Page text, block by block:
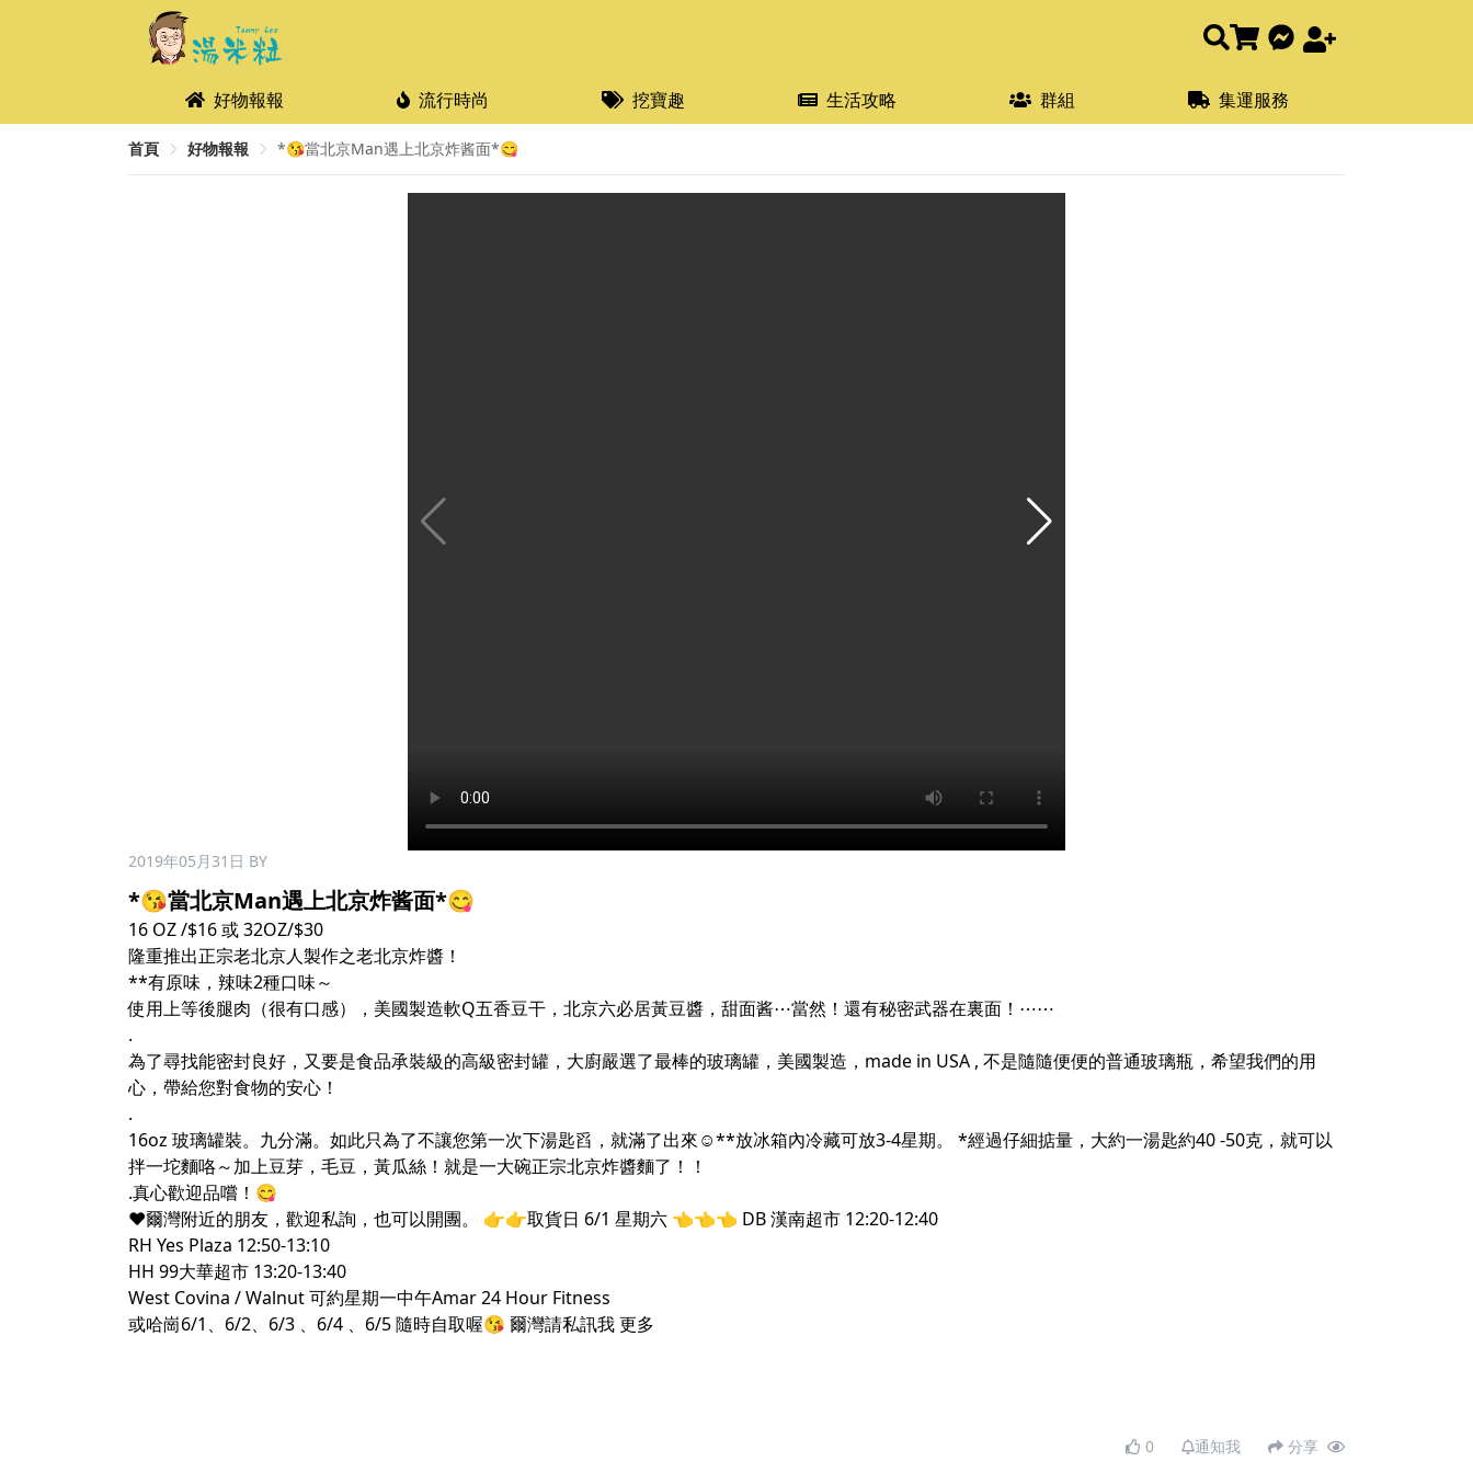
好物報報 流行時尚 挖寶趣 生活攻略 群組 集運服務
首頁 好物報報 *😘當北京Man遇上北京炸酱面*😋
2019年05月31日 BY
*😘當北京Man遇上北京炸酱面*😋
16 OZ /$16 或 32OZ/$30
隆重推出正宗老北京人製作之老北京炸醬！
**有原味，辣味2種口味～
使用上等後腿肉（很有口感），美國製造軟Q五香豆干，北京六必居黃豆醬，甜面酱⋯當然！還有秘密武器在裏面！⋯⋯
.
為了尋找能密封良好，又要是食品承裝級的高級密封罐，大廚嚴選了最棒的玻璃罐，美國製造，made in USA , 不是隨隨便便的普通玻璃瓶，希望我們的用
心，帶給您對食物的安心！
.
16oz 玻璃罐裝。九分滿。如此只為了不讓您第一次下湯匙舀，就滿了出來☺️**放冰箱內冷藏可放3-4星期。 *經過仔細掂量，大約一湯匙約40 -50克，就可以
拌一坨麵咯～加上豆芽，毛豆，黃瓜絲！就是一大碗正宗北京炸醬麵了！！
.真心歡迎品嚐！😋
♥️爾灣附近的朋友，歡迎私詢，也可以開團。 👉👉取貨日 6/1 星期六 👈👈👈 DB 漢南超市 12:20-12:40
RH Yes Plaza 12:50-13:10
HH 99大華超市 13:20-13:40
West Covina / Walnut 可約星期一中午Amar 24 Hour Fitness
或哈崗6/1、6/2、6/3 、6/4 、6/5 隨時自取喔😘 爾灣請私訊我 更多
0 通知我 分享